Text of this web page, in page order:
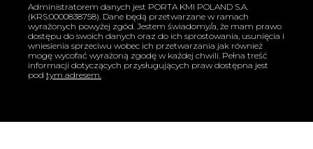
Administratorem danych jest PORTA KMI POLAND S.A.
(KRS:0000838758). Dane będą przetwarzane w ramach
wyrażonych powyżej zgód. Jestem świadomy/a, że mam prawo
dostępu do swoich danych oraz do ich sprostowania, usunięcia i
wniesienia sprzeciwu wobec ich przetwarzania jak również
mogę wycofać wyrażoną zgodę w każdej chwili. Pełna treść
informacji dotyczących przysługujących praw dostępna jest
pod tym adresem.